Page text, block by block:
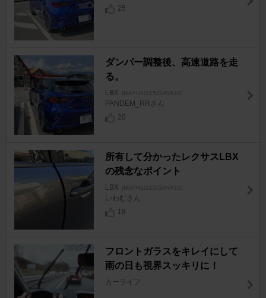
25
ダンパー調整後、高速道路を走
る。
LBX [MAYH10/15/GAYA16]
PANDEM_RRさん
20
所有して分かったレクサスLBX
の残念なポイント
LBX [MAYH10/15/GAYA16]
いわむさん
18
フロントガラスをキレイにして
雨の日も視界スッキリに！
カーライフ